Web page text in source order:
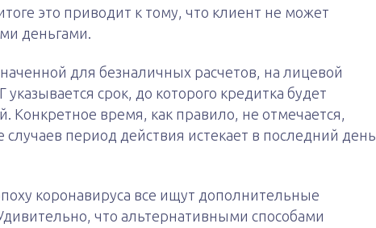
это приводит к тому, что клиент не может
деньгами.
для безналичных расчетов, на лицевой
срок, до которого кредитка будет
Конкретное время, как правило, не отмечается,
случаев период действия истекает в последний день
коронавируса все ищут дополнительные
что альтернативными способами